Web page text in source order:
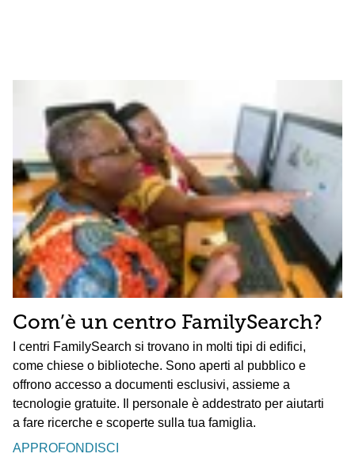
Com’è un centro FamilySearch?
I centri FamilySearch si trovano in molti tipi di edifici,
come chiese o biblioteche. Sono aperti al pubblico e
offrono accesso a documenti esclusivi, assieme a
tecnologie gratuite. Il personale è addestrato per aiutarti
a fare ricerche e scoperte sulla tua famiglia.
APPROFONDISCI